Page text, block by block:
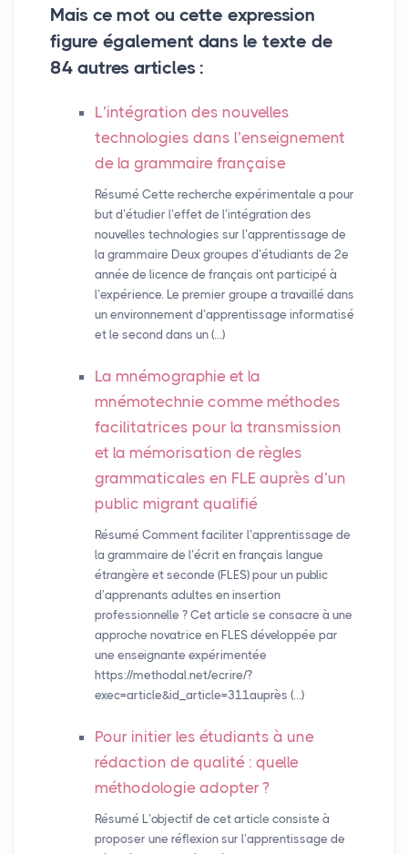
Mais ce mot ou cette expression
figure également dans le texte de
84 autres articles :
L’intégration des nouvelles
technologies dans l’enseignement
de la grammaire française
Résumé Cette recherche expérimentale a pour
but d’étudier l’effet de l’intégration des
nouvelles technologies sur l’apprentissage de
la grammaire Deux groupes d’étudiants de 2e
année de licence de français ont participé à
l’expérience. Le premier groupe a travaillé dans
un environnement d’apprentissage informatisé
et le second dans un (…)
La mnémographie et la
mnémotechnie comme méthodes
facilitatrices pour la transmission
et la mémorisation de règles
grammaticales en FLE auprès d’un
public migrant qualifié
Résumé Comment faciliter l’apprentissage de
la grammaire de l’écrit en français langue
étrangère et seconde (FLES) pour un public
d’apprenants adultes en insertion
professionnelle ? Cet article se consacre à une
approche novatrice en FLES développée par
une enseignante expérimentée
https://methodal.net/ecrire/?
exec=article&id_article=311auprès (…)
Pour initier les étudiants à une
rédaction de qualité : quelle
méthodologie adopter?
Résumé L’objectif de cet article consiste à
proposer une réflexion sur l’apprentissage de